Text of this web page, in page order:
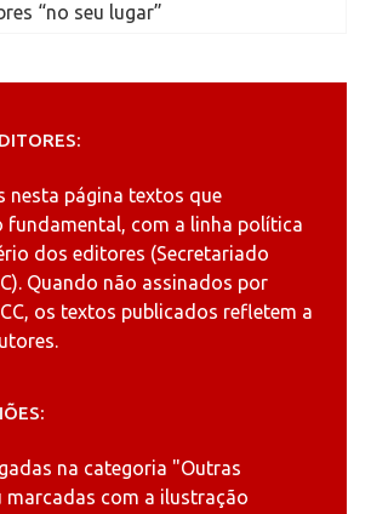
“no seu lugar”
nesta página textos que
fundamental, com a linha política
dos editores (Secretariado
Quando não assinados por
os textos publicados refletem a
na categoria "Outras
marcadas com a ilustração